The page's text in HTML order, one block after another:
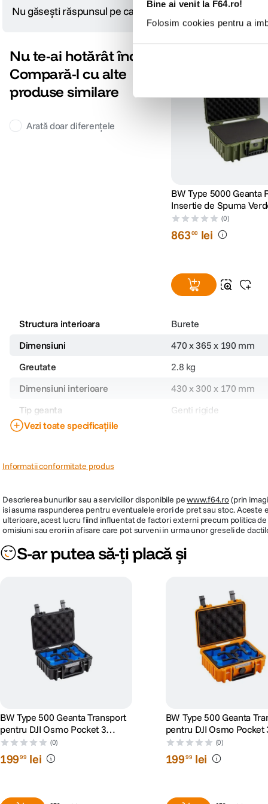
Bine ai venit la F64.ro!
Folosim cookies pentru a
Nu găsești răspunsul pe care îl cauți?
Nu te-ai hotărât încă?
Compară-l cu alte
produse similare
Arată doar diferențele
BW Type 5000 Geanta
Insertie de Spuma
(0)
86300 lei
Structura interioara Burete
Dimensiuni
470 x 365 x 190 mm
Greutate
2.8 kg
Dimensiuni interioare
430 x 300 x 170 mm
Tip geanta
Genti rigide
Cod producator
Vezi toate specificațiile
Informatii conformitate produs
Descrierea bunurilor sau a serviciilor disponibile pewww.f64.ro(prin
isi asuma raspunderea pentru eventualele erori de pret sau stoc.
ulterioare, acest lucru fiind influentat de factori externi precum politica
omisiuni sau erori in afisare care pot surveni in urma unor greseli de
S-ar putea să-ți placă și
BW Type 500 Geanta Transport
pentru DJI Osmo Pocket 3
Creator Combo Negru
(0)
19999 lei
BW Type 500 Geanta
pentru DJI Osmo Pocket
Creator Combo Portocaliu
(0)
19999 lei